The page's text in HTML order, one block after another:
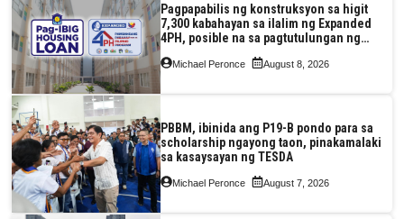
Pagpapabilis ng konstruksyon sa higit
7,300 kabahayan sa ilalim ng Expanded
4PH, posible na sa pagtutulungan ng
Pag-IBIG at P.A. Alvarez
Michael Peronce August 8, 2026
PBBM, ibinida ang P19-B pondo para sa
scholarship ngayong taon, pinakamalaki
sa kasaysayan ng TESDA
Michael Peronce August 7, 2026